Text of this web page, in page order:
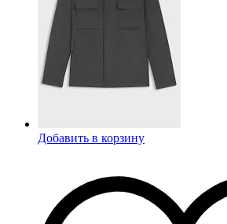
Добавить в корзину